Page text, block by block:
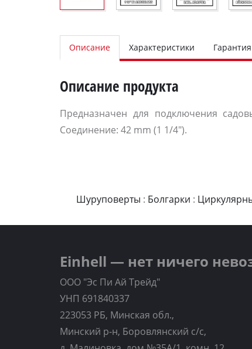
Описание Характеристики
Описание продукта
Предназначен для подключения
Соединение: 42 mm (1 1/4").
Шуруповерты : Болгарки :
Einhell — нет ничего
ООО "Эс Пи Ай Трейд"
УНП 691840337
223053 РБ, Минская обл.,
Минский р-н, Боровлянский с/с,